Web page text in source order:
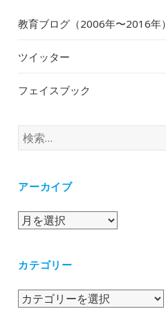
教育ブログ（2006年〜2016年）
ツイッター
フェイスブック
検
索:
アーカイブ
ア
イ
カテゴリー
カ